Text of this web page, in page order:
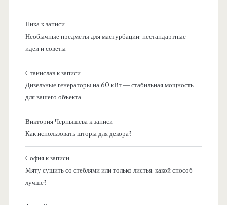
Никак записи
Необычные предметы для мастурбации: нестандартные
идеи и советы
Станиславк записи
Дизельные генераторы на 60 кВт — стабильная мощность
для вашего объекта
Виктория Чернышевак записи
Как использовать шторы для декора?
Софияк записи
Мяту сушить со стеблями или только листья: какой способ
лучше?